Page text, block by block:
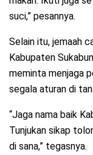
suci,” pesannya.
Selain itu, jemaah
Kabupaten
meminta menjaga
segala aturan di
“Jaga nama baik
Tunjukan sikap
di sana,” tegasnya.